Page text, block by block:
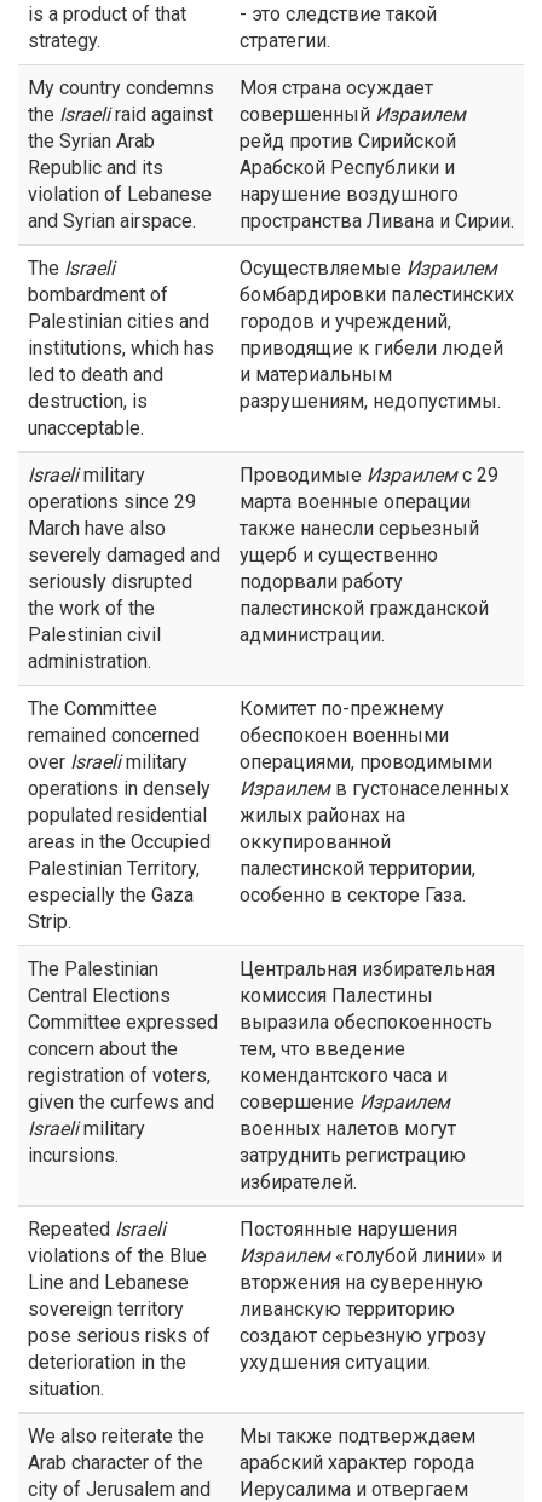
is a product of that
strategy.
- это следствие такой
стратегии.
My country condemns
the Israeliraid against
the Syrian Arab
Republic and its
violation of Lebanese
and Syrian airspace.
Моя страна осуждает
совершенный Израилем
рейд против Сирийской
Арабской Республики и
нарушение воздушного
пространства Ливана и Сирии.
The Israeli
bombardment of
Palestinian cities and
institutions, which has
led to death and
destruction, is
unacceptable.
Осуществляемые Израилем
бомбардировки палестинских
городов и учреждений,
приводящие к гибели людей
и материальным
разрушениям, недопустимы.
Israelimilitary
operations since 29
March have also
severely damaged and
seriously disrupted
the work of the
Palestinian civil
administration.
Проводимые Израилемс 29
марта военные операции
также нанесли серьезный
ущерб и существенно
подорвали работу
палестинской гражданской
администрации.
The Committee
remained concerned
over Israelimilitary
operations in densely
populated residential
areas in the Occupied
Palestinian Territory,
especially the Gaza
Strip.
Комитет по-прежнему
обеспокоен военными
операциями, проводимыми
Израилемв густонаселенных
жилых районах на
оккупированной
палестинской территории,
особенно в секторе Газа.
The Palestinian
Central Elections
Committee expressed
concern about the
registration of voters,
given the curfews and
Israelimilitary
incursions.
Центральная избирательная
комиссия Палестины
выразила обеспокоенность
тем, что введение
комендантского часа и
совершение Израилем
военных налетов могут
затруднить регистрацию
избирателей.
Repeated Israeli
violations of the Blue
Line and Lebanese
sovereign territory
pose serious risks of
deterioration in the
situation.
Постоянные нарушения
Израилем«голубой линии» и
вторжения на суверенную
ливанскую территорию
создают серьезную угрозу
ухудшения ситуации.
We also reiterate the
Arab character of the
city of Jerusalem and
Мы также подтверждаем
арабский характер города
Иерусалима и отвергаем